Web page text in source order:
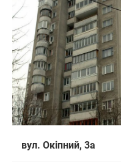
вул. Окіпний, 3а